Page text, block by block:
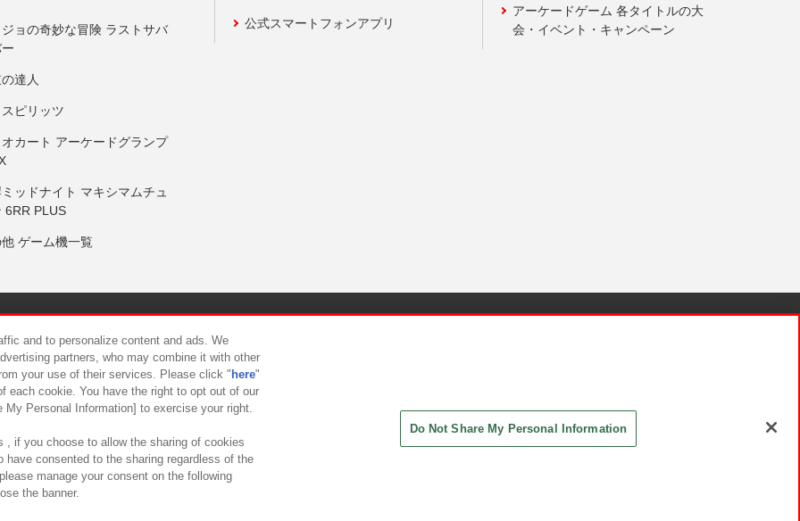
ョの奇妙な冒険 ラストサバ
達人
ピリッツ
カート アーケードグランプ
ッドナイト マキシマムチュ
6RR PLUS
ゲーム機一覧
公式スマートフォンアプリ
アーケードゲーム 各タイトルの大
会・イベント・キャンペーン
について カスタマーハラスメント対応方針
and to personalize content and ads. We
partners, who may combine it with other
your use of their services. Please click " here"
each cookie. You have the right to opt out of our
Personal Information] to exercise your right.
, if you choose to allow the sharing of cookies
have consented to the sharing regardless of the
manage your consent on the following
the banner.
Do Not Share My Personal Information